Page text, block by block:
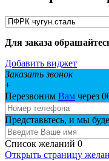
Для заказа
Добавить виджет
Заказать звонок
+
Перезвоним Вам через
Представьтесь, и мы
Список желаний 0
Открыть страницу